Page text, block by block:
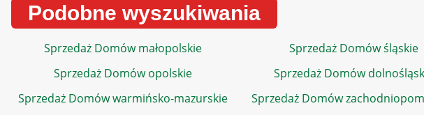
Podobne wyszukiwania
Sprzedaż Domów małopolskie Sprzedaż Domów śląskie
Sprzedaż Domów opolskie
Sprzedaż Domów
Sprzedaż Domów warmińsko-mazurskie
Sprzedaż Domów